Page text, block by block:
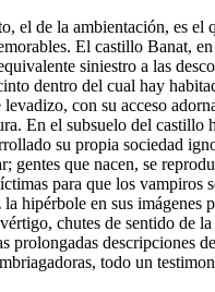
el de la ambientación, es el
El castillo Banat,
siniestro a las
dentro del cual hay
con su acceso
En el subsuelo del castillo
su propia sociedad
gentes que nacen, se
para que los vampiros
hipérbole en sus imágenes
chutes de sentido de
prolongadas descripciones
todo un